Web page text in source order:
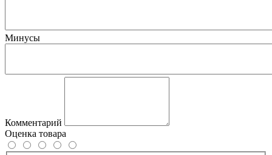
Минусы
Комментарий
Оценка товара